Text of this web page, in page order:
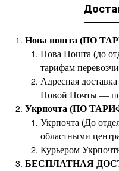
Нова пошта (ПО
Нова Пошта (до
тарифам
Адресная
Новой Почты — по
Укрпочта (ПО
Укрпочта (До
областными
Курьером
БЕСПЛАТНАЯ